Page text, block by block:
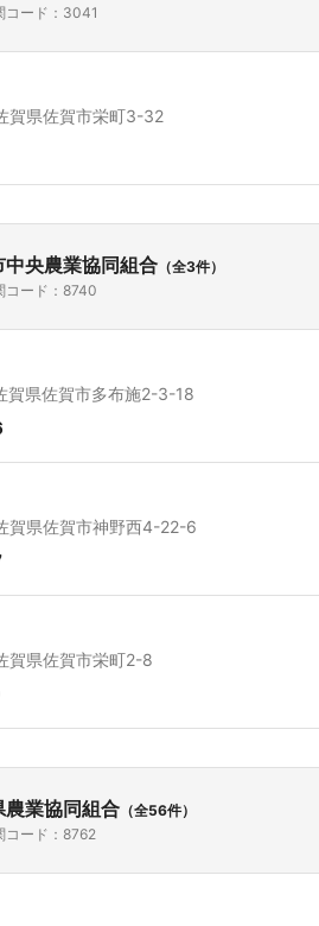
コード：3041
県佐賀市栄町3-32
中央農業協同組合 （全3件）
コード：8740
県佐賀市多布施2-3-18
県佐賀市神野西4-22-6
県佐賀市栄町2-8
農業協同組合 （全56件）
コード：8762